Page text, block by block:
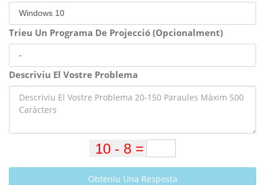
Trieu Un Programa De Projecció (Opcionalment)
Descriviu El Vostre Problema
Obteniu Una Resposta